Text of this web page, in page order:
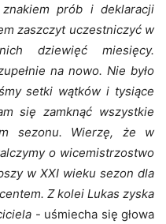
prób i deklaracji
zaszczyt uczestniczyć w
dziewięć miesięcy.
na nowo. Nie było
setki wątków i tysiące
się zamknąć wszystkie
sezonu. Wierzę, że w
o wicemistrzostwo
w XXI wieku sezon dla
Z kolei Lukas zyska
- uśmiecha się głowa